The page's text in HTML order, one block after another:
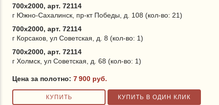
700x2000, арт. 72114
г Южно-Сахалинск, пр-кт Победы, д. 108 (кол-во: 21)
700x2000, арт. 72114
г Корсаков, ул Советская, д. 8 (кол-во: 1)
700x2000, арт. 72114
г Холмск, ул Советская, д. 68 (кол-во: 1)
Цена за полотно: 7 900 руб.